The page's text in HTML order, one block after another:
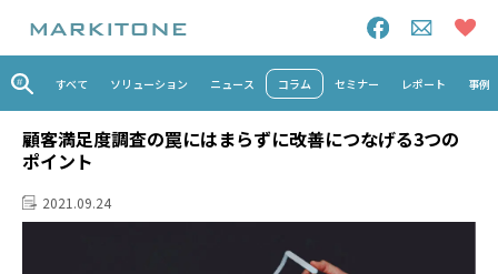
すべて ソリューション ニュース コラム セミナー レポート 事例
顧客満足度調査の罠にはまらずに改善につなげる3つの
ポイント
2021.09.24